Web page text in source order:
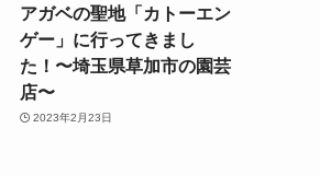
アガベの聖地「カトーエン
ゲー」に行ってきまし
た！〜埼玉県草加市の園芸
店〜
2023年2月23日